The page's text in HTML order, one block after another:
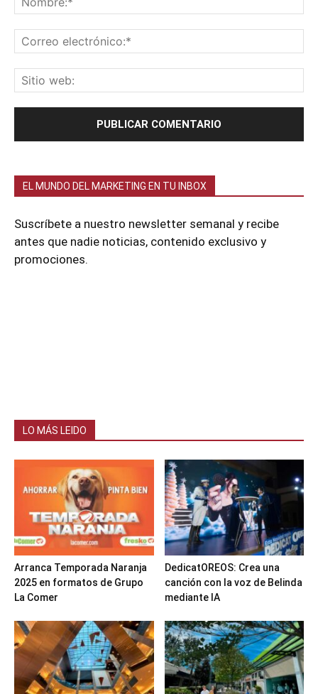
EL MUNDO DEL MARKETING EN TU INBOX
Suscríbete a nuestro newsletter semanal y recibe
antes que nadie noticias, contenido exclusivo y
promociones.
LO MÁS LEIDO
Arranca Temporada Naranja
2025 en formatos de Grupo
La Comer
DedicatOREOS: Crea una
canción con la voz de Belinda
mediante IA